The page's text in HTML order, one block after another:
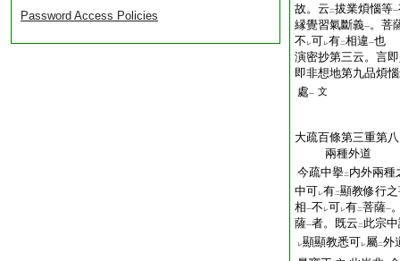
Password Access Policies
故。云 二拔業煩惱等一
縁覺習氣斷義一。菩
不 レ可レ有二相違一也
演密抄第三云。言
即非想地第九品煩
處一 文
大疏百條第三重第八
兩種外道
今疏中擧二 内外兩種
中可レ有二顯教修行
相一不 レ可レ有二菩薩一
薩一者。既云 二 此宗
レ顯顯教悉可レ屬二外